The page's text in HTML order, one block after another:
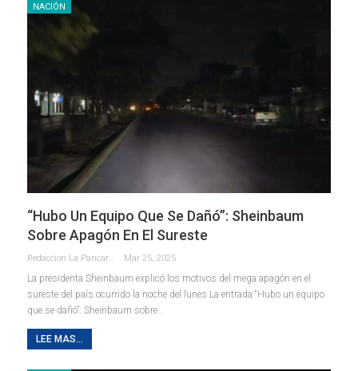
NACIÓN
“Hubo Un Equipo Que Se Dañó”: Sheinbaum
Sobre Apagón En El Sureste
Redaccion La Pancarta De Quintana Roo Mar 25, 2025
La presidenta Sheinbaum explicó los motivos del mega apagón en el
sureste del país ocurrido la noche del lunes La entrada “Hubo un equipo
que se dañó”: Sheinbaum sobre…
LEE MAS...